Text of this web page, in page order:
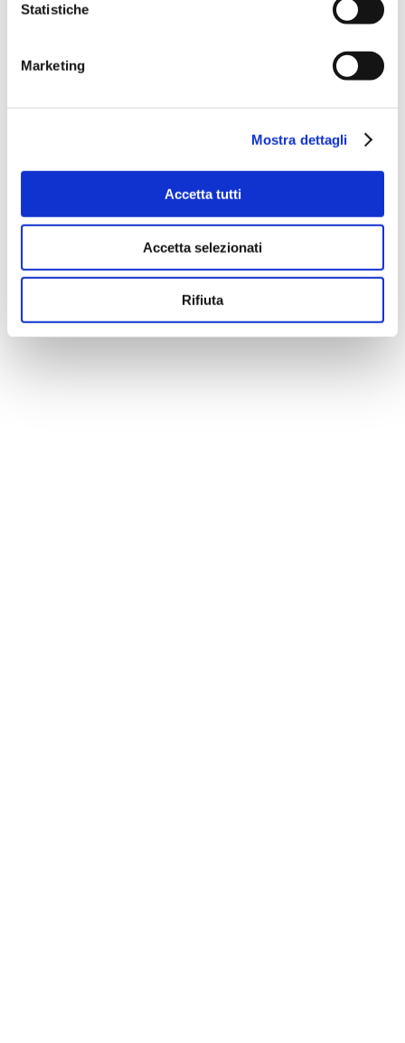
Statistiche
Marketing
Mostra dettagli
Accetta tutti
Accetta selezionati
Rifiuta